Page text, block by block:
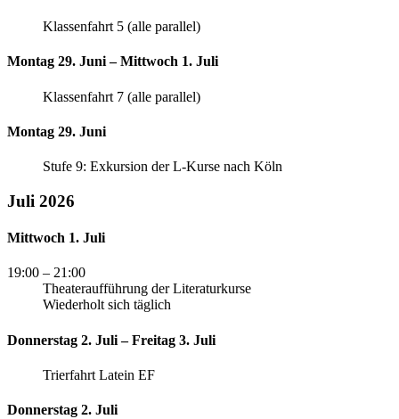
Klassenfahrt 5 (alle parallel)
Montag 29. Juni – Mittwoch 1. Juli
Klassenfahrt 7 (alle parallel)
Montag 29. Juni
Stufe 9: Exkursion der L-Kurse nach Köln
Juli 2026
Mittwoch 1. Juli
19:00 – 21:00
Theateraufführung der Literaturkurse
Wiederholt sich täglich
Donnerstag 2. Juli – Freitag 3. Juli
Trierfahrt Latein EF
Donnerstag 2. Juli